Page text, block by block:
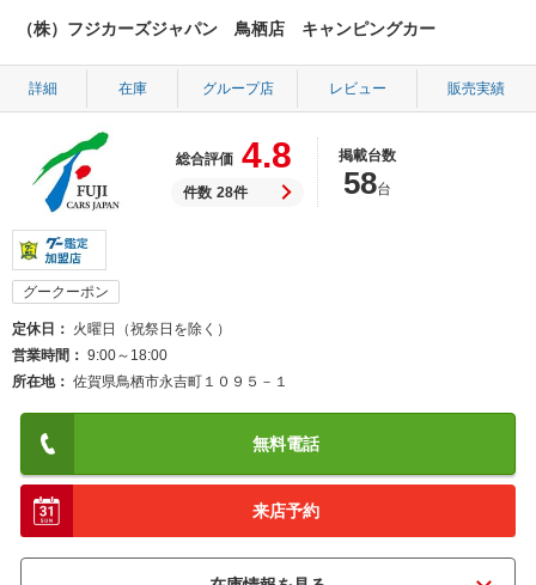
（株）フジカーズジャパン 鳥栖店 キャンピングカー
詳細 在庫 グループ店 レビュー 販売実績
総合評価 4.8
件数 28件
掲載台数
58台
グークーポン
定休日
火曜日（祝祭日を除く）
営業時間
9:00～18:00
所在地
佐賀県鳥栖市永吉町１０９５－１
無料電話
来店予約